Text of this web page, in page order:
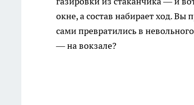
окне, а состав набирает ход. Вы
сами превратились в
— на вокзале?